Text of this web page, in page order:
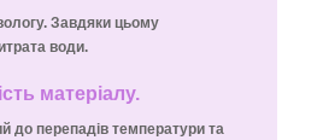
Завдяки цьому
води.
матеріалу.
до перепадів температури та